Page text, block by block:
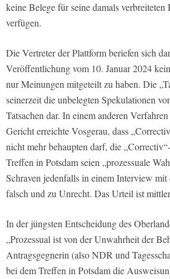
keine Belege für seine damals verbreiteten
verfügen.
Die Vertreter der Plattform beriefen sich
Veröffentlichung vom 10. Januar 2024
nur Meinungen mitgeteilt zu haben. Die
seinerzeit die unbelegten Spekulationen
Tatsachen dar. In einem anderen
Gericht erreichte Vosgerau, dass
nicht mehr behaupten darf, die
Treffen in Potsdam seien „prozessuale
Schraven jedenfalls in einem Interview
falsch und zu Unrecht. Das Urteil ist
In der jüngsten Entscheidung des
„Prozessual ist von der Unwahrheit der
Antragsgegnerin (also NDR und
bei dem Treffen in Potsdam die